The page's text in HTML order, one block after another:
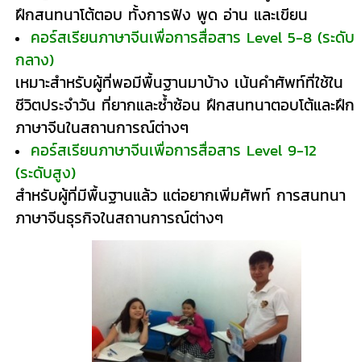
ฝึกสนทนาโต้ตอบ ทั้งการฟัง พูด อ่าน และเขียน
คอร์สเรียนภาษาจีนเพื่อการสื่อสาร Level 5-8 (ระดับ
กลาง)
เหมาะสำหรับผู้ที่พอมีพื้นฐานมาบ้าง เน้นคำศัพท์ที่ใช้ใน
ชีวิตประจำวัน ที่ยากและซ้ำซ้อน ฝึกสนทนาตอบโต้และฝึก
ภาษาจีนในสถานการณ์ต่างๆ
คอร์สเรียนภาษาจีนเพื่อการสื่อสาร Level 9-12
(ระดับสูง)
สำหรับผู้ที่มีพื้นฐานแล้ว แต่อยากเพิ่มศัพท์ การสนทนา
ภาษาจีนธุรกิจในสถานการณ์ต่างๆ